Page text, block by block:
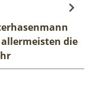
die